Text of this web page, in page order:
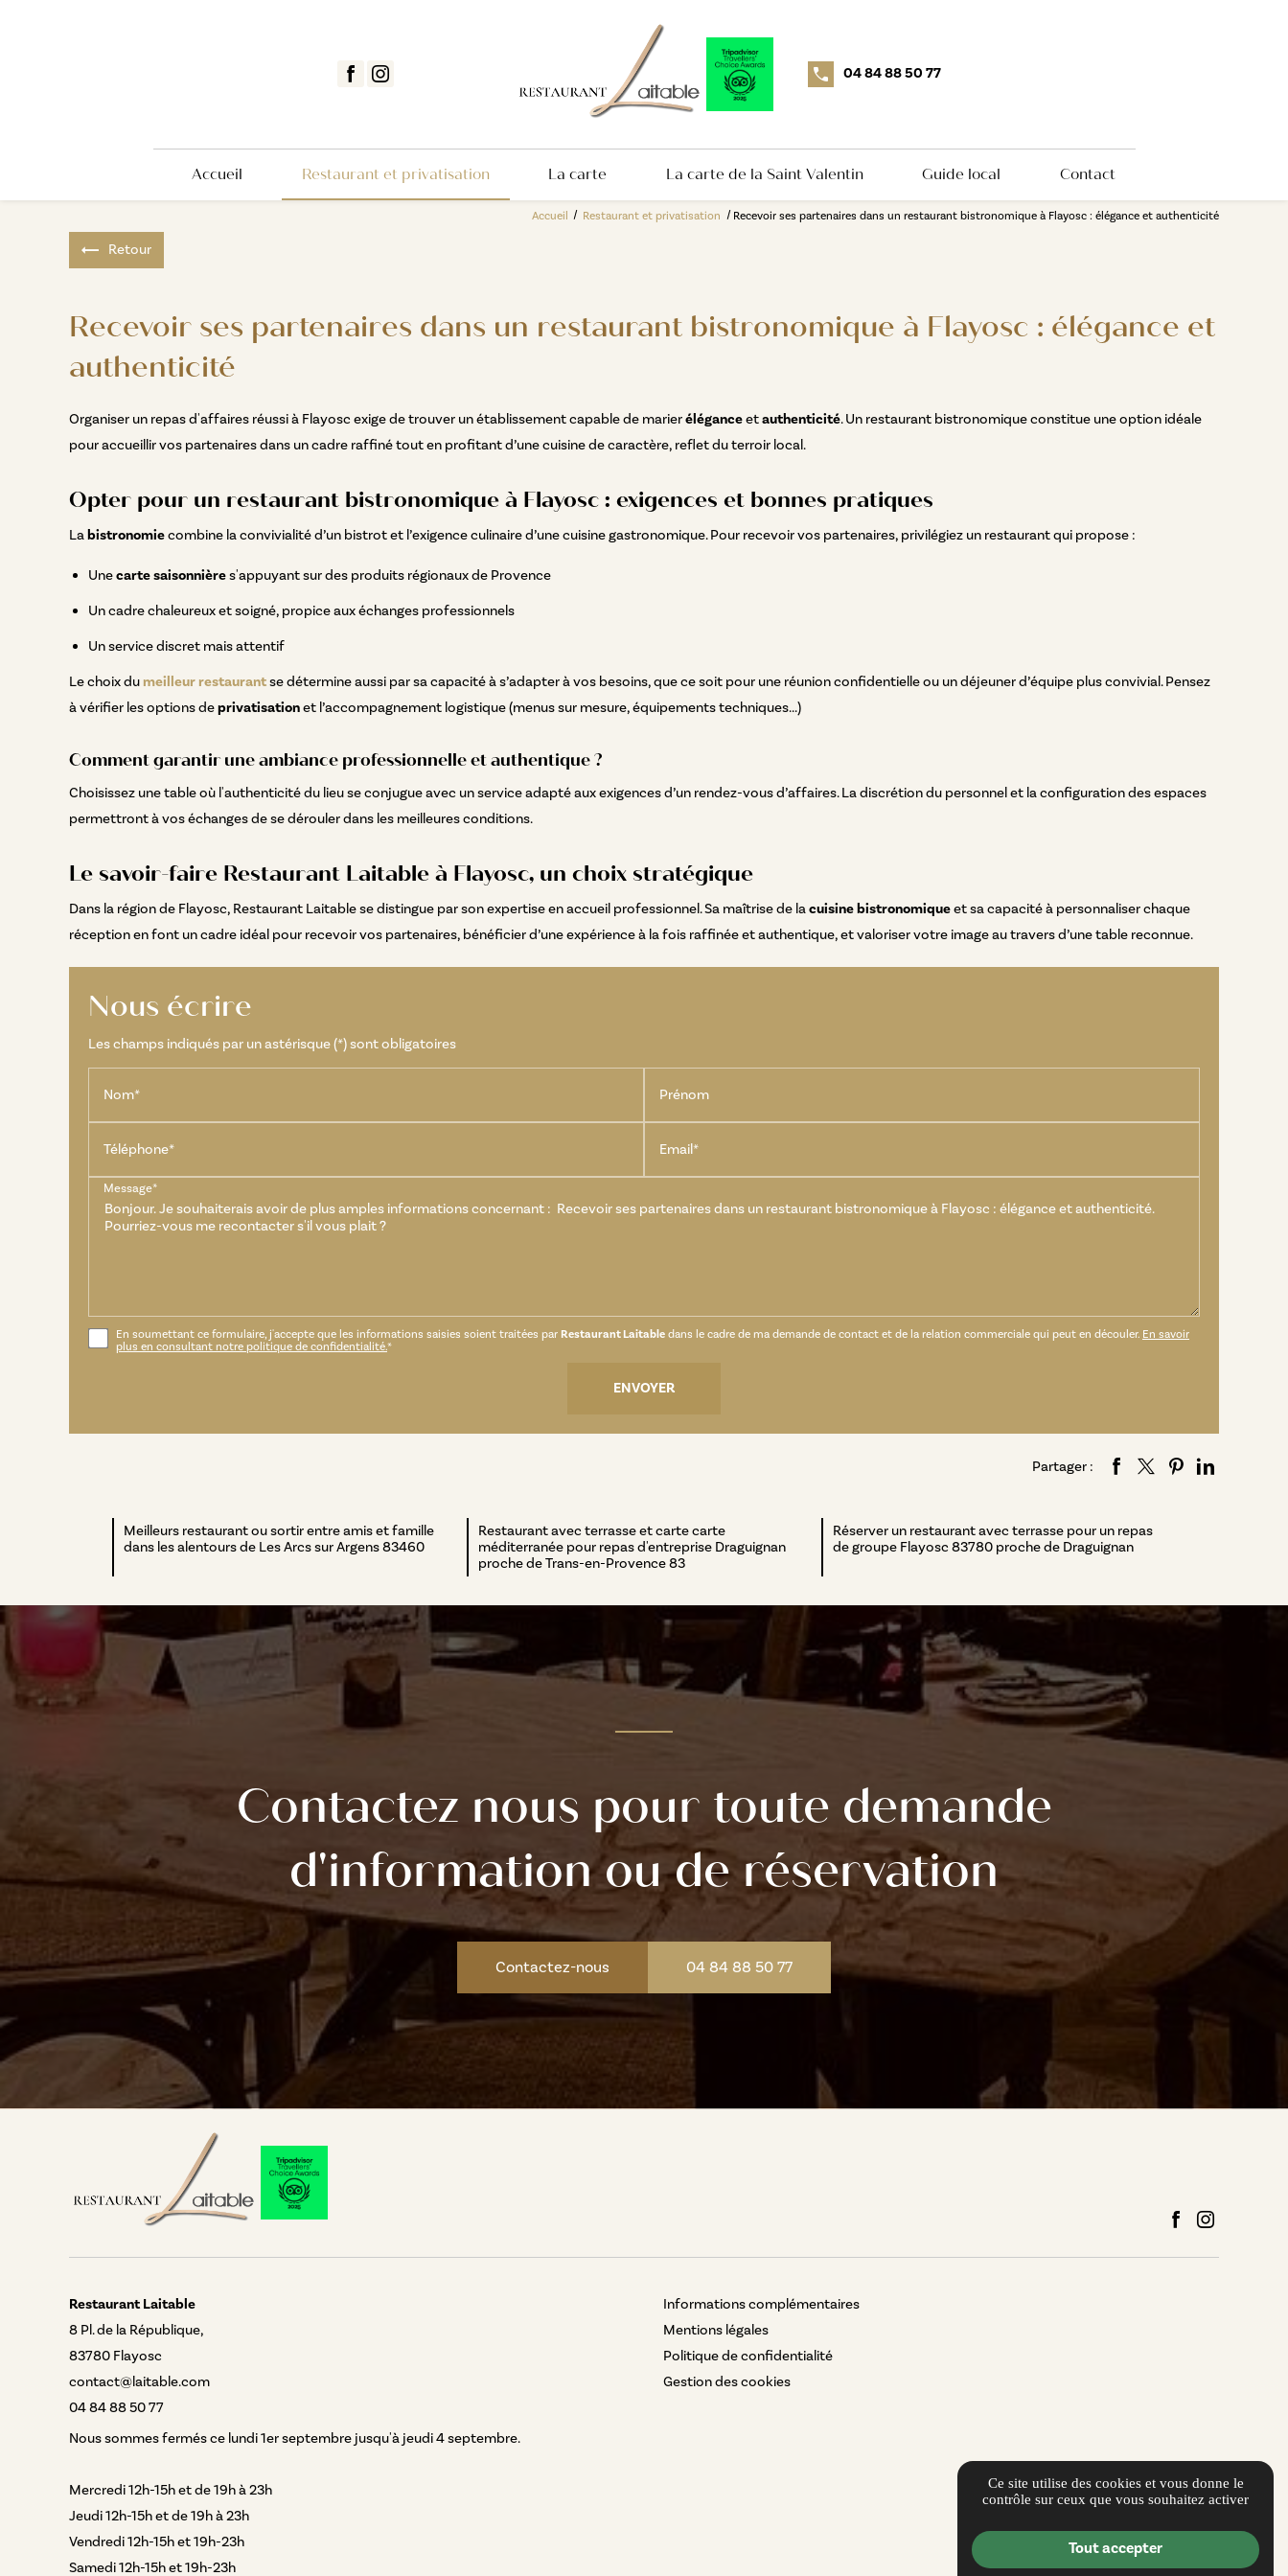
04 84 88 50 77
Accueil Restaurant et privatisation Guide local Contact
La carte La carte de la Saint Valentin
Accueil Restaurant et privatisation Recevoir ses partenaires dans un restaurant bistronomique à Flayosc : élégance et authenticité
Retour
Recevoir ses partenaires dans un restaurant bistronomique à Flayosc : élégance et
authenticité
Organiser un repas d'affaires réussi à Flayosc exige de trouver un établissement capable de marieréléganceetauthenticité. Un restaurant bistronomique constitue une option idéale
pour accueillir vos partenaires dans un cadre raffiné tout en profitant d’une cuisine de caractère, reflet du terroir local.
Opter pour un restaurant bistronomique à Flayosc : exigences et bonnes pratiques
Labistronomiecombine la convivialité d’un bistrot et l’exigence culinaire d’une cuisine gastronomique. Pour recevoir vos partenaires, privilégiez un restaurant qui propose :
Unecarte saisonnières'appuyant sur des produits régionaux de Provence
Un cadre chaleureux et soigné, propice aux échanges professionnels
Un service discret mais attentif
Le choix du meilleur restaurantse détermine aussi par sa capacité à s’adapter à vos besoins, que ce soit pour une réunion confidentielle ou un déjeuner d’équipe plus convivial. Pensez
à vérifier les options deprivatisationet l’accompagnement logistique (menus sur mesure, équipements techniques...)
Comment garantir une ambiance professionnelle et authentique ?
Choisissez une table où l'authenticité du lieu se conjugue avec un service adapté aux exigences d’un rendez-vous d’affaires. La discrétion du personnel et la configuration des espaces
permettront à vos échanges de se dérouler dans les meilleures conditions.
Le savoir-faire Restaurant Laitable à Flayosc, un choix stratégique
Dans la région de Flayosc, Restaurant Laitable se distingue par son expertise en accueil professionnel. Sa maîtrise de lacuisine bistronomiqueet sa capacité à personnaliser chaque
réception en font un cadre idéal pour recevoir vos partenaires, bénéficier d’une expérience à la fois raffinée et authentique, et valoriser votre image au travers d’une table reconnue.
Nous écrire
Les champs indiqués par un astérisque (*) sont obligatoires
Nom* Prénom
Téléphone* Email*
Message*
En soumettant ce formulaire, j'accepte que les informations saisies soient traitées par Restaurant Laitable dans le cadre de ma demande de contact et de la relation commerciale qui peut en découler. En savoir
plus en consultant notre politique de confidentialité.*
Partager :
Meilleurs restaurant ou sortir entre amis et famille
dans les alentours de Les Arcs sur Argens 83460
Restaurant avec terrasse et carte carte
méditerranée pour repas d'entreprise Draguignan
proche de Trans-en-Provence 83
Réserver un restaurant avec terrasse pour un repas
de groupe Flayosc 83780 proche de Draguignan
Contactez nous pour toute demande
d'information ou de réservation
Contactez-nous 04 84 88 50 77
Restaurant Laitable
8 Pl. de la République,
83780 Flayosc
contact@laitable.com
04 84 88 50 77
Nous sommes fermés ce lundi 1er septembre jusqu'à jeudi 4 septembre.
Mercredi 12h-15h et de 19h à 23h
Jeudi 12h-15h et de 19h à 23h
Vendredi 12h-15h et 19h-23h
Samedi 12h-15h et 19h-23h
Informations complémentaires
Mentions légales
Politique de confidentialité
Gestion des cookies
Ce site utilise des cookies et vous donne le
contrôle sur ceux que vous souhaitez activer
Tout accepter